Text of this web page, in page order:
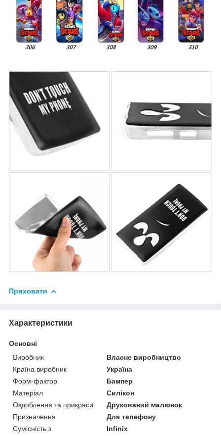
Приховати
Характеристики
Основні
Виробник
Власне виробництво
Країна виробник
Україна
Форм-фактор
Бампер
Матеріал
Силікон
Оздоблення та прикраси
Друкований малюнок
Призначення
Для телефону
Сумісність з
Infinix